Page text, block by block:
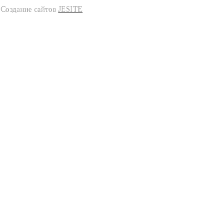
Создание сайтов JESITE